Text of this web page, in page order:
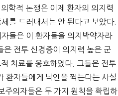
학적 논쟁은 이제 환자의 의지력
를 드러내서는 안 된다고 보았다.
들은 이 환자들을 의지박약자라
은 전투 신경증이 의지력 높은 군
치료를 옹호하였다. 그들은 전투
환자들에게 낙인을 찍는다는 사실
주의자들은 두 가지 원칙을 확립하